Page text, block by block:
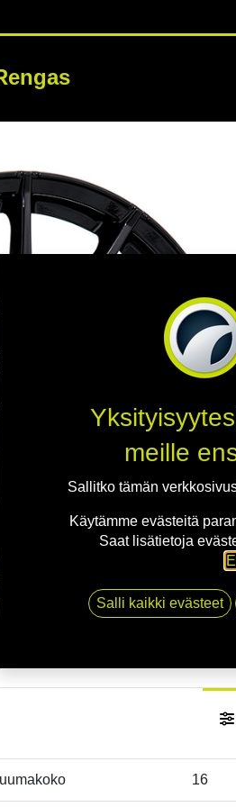
RENKAAT
16
meille
Sallitko tämän
Käytämme evästeitä
Saat lisätietoja
Salli kaikki evästeet